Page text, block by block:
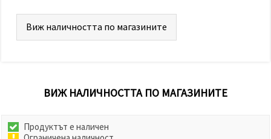
Виж наличността по магазините
ВИЖ НАЛИЧНОСТТА ПО МАГАЗИНИТЕ
Продуктът е наличен